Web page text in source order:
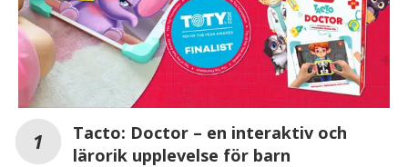
Tacto: Doctor – en interaktiv och
lärorik upplevelse för barn